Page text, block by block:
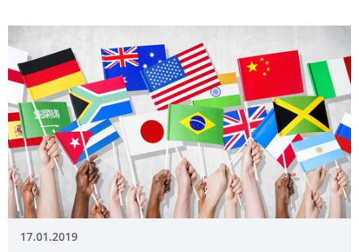
17.01.2019